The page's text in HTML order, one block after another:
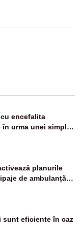
encefalita
urma unei simple
planurile
de ambulanță
medicamente
sunt eficiente în caz